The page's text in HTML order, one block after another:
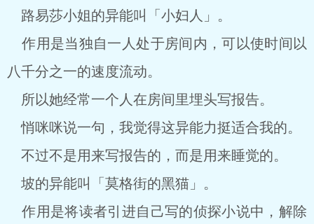
路易莎小姐的异能叫「小妇人」。
作用是当独自一人处于房间内，可以使时间以
八千分之一的速度流动。
所以她经常一个人在房间里埋头写报告。
悄咪咪说一句，我觉得这异能力挺适合我的。
不过不是用来写报告的，而是用来睡觉的。
坡的异能叫「莫格街的黑猫」。
作用是将读者引进自己写的侦探小说中，解除